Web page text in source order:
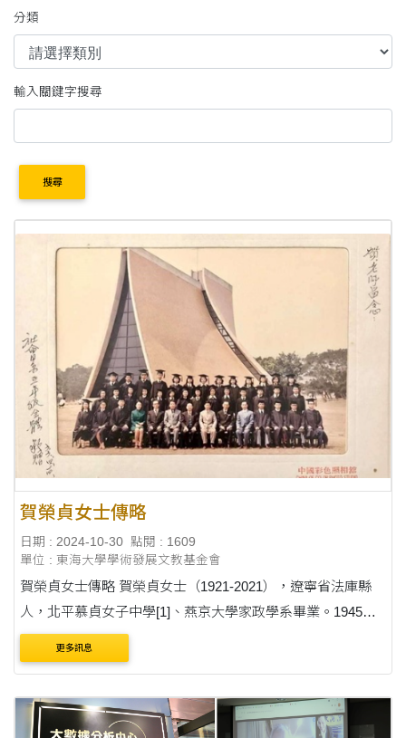
分類
輸入關鍵字搜尋
搜尋
賀榮貞女士傳略
日期 : 2024-10-30 點閱 : 1609
單位 : 東海大學學術發展文教基金會
賀榮貞女士傳略 賀榮貞女士（1921-2021），遼寧省法庫縣
人，北平慕貞女子中學[1]、燕京大學家政學系畢業。1945年
在上海江灣創辦空軍托兒所，對兒童心理及兒童發展具備豐
富經驗[2]。1949年隨夫婿空軍軍官李耀林[3]來....
更多訊息